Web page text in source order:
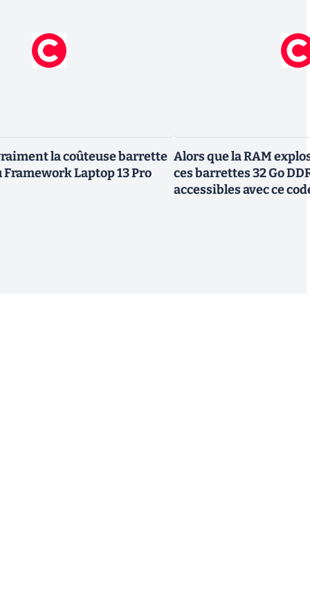
la coûteuse barrette
Framework Laptop 13 Pro
Alors que la RAM
ces barrettes 32 Go
accessibles avec ce